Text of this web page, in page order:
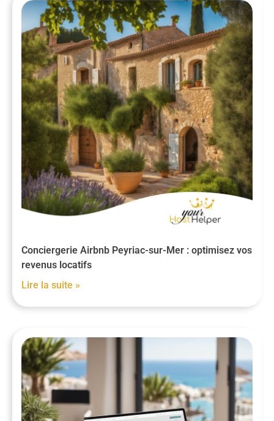
Conciergerie Airbnb Peyriac-sur-Mer : optimisez vos
revenus locatifs
Lire la suite »